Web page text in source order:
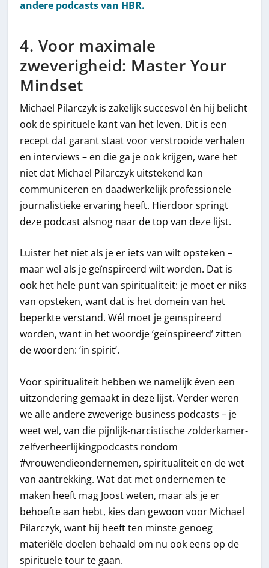
andere podcasts van HBR.
4. Voor maximale
zweverigheid: Master Your
Mindset
Michael Pilarczyk is zakelijk succesvol én hij belicht
ook de spirituele kant van het leven. Dit is een
recept dat garant staat voor verstrooide verhalen
en interviews – en die ga je ook krijgen, ware het
niet dat Michael Pilarczyk uitstekend kan
communiceren en daadwerkelijk professionele
journalistieke ervaring heeft. Hierdoor springt
deze podcast alsnog naar de top van deze lijst.
Luister het niet als je er iets van wilt opsteken –
maar wel als je geïnspireerd wilt worden. Dat is
ook het hele punt van spiritualiteit: je moet er niks
van opsteken, want dat is het domein van het
beperkte verstand. Wél moet je geïnspireerd
worden, want in het woordje ‘geïnspireerd’ zitten
de woorden: ‘in spirit’.
Voor spiritualiteit hebben we namelijk éven een
uitzondering gemaakt in deze lijst. Verder weren
we alle andere zweverige business podcasts – je
weet wel, van die pijnlijk-narcistische zolderkamer-
zelfverheerlijkingpodcasts rondom
#vrouwendieondernemen, spiritualiteit en de wet
van aantrekking. Wat dat met ondernemen te
maken heeft mag Joost weten, maar als je er
behoefte aan hebt, kies dan gewoon voor Michael
Pilarczyk, want hij heeft ten minste genoeg
materiële doelen behaald om nu ook eens op de
spirituele tour te gaan.